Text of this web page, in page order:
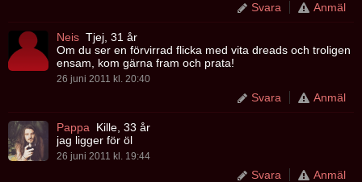
Svara Anmäl
Neis Tjej, 31 år
Om du ser en förvirrad flicka med vita dreads och troligen
ensam, kom gärna fram och prata!
26 juni 2011 kl. 20:40
Svara Anmäl
Pappa
Kille, 33 år
jag ligger för öl
26 juni 2011 kl. 19:44
Svara Anmäl